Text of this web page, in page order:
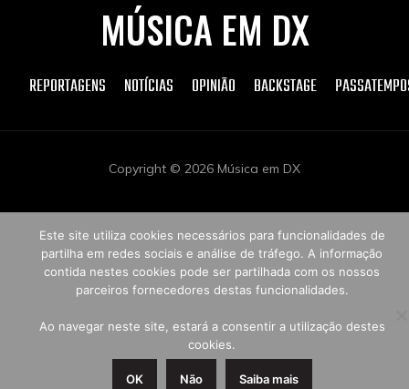
MÚSICA EM DX
REPORTAGENS NOTÍCIAS OPINIÃO BACKSTAGE
Copyright © 2026 Música em DX
Este site utiliza cookies necessários para funcionalidades de
partilha em redes sociais e análise de tráfego. A informação
contida nestes cookies pode ser partilhada com os nossos
parceiros fornecedores destas funcionalidades.
Ao navegar neste site, estará a consentir a utilização destes
cookies.
OK Não Saiba mais